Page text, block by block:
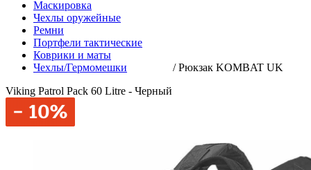
Маскировка
Чехлы оружейные
Ремни
Портфели тактические
Коврики и маты
Чехлы/Гермомешки
/Рюкзак KOMBAT UK
Viking Patrol Pack 60 Litre - Черный